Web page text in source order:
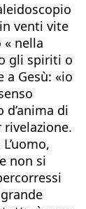
venti vite
nella
gli spiriti o
Gesù: «io
di
non si